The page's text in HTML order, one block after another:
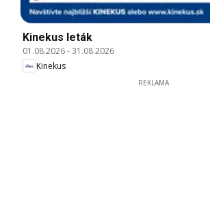
Kinekus leták
01.08.2026-31.08.2026
Kinekus
REKLAMA